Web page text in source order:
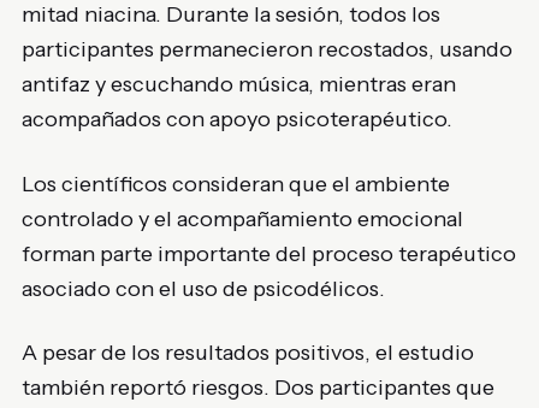
mitad niacina. Durante la sesión, todos los
participantes permanecieron recostados, usando
antifaz y escuchando música, mientras eran
acompañados con apoyo psicoterapéutico.
Los científicos consideran que el ambiente
controlado y el acompañamiento emocional
forman parte importante del proceso terapéutico
asociado con el uso de psicodélicos.
A pesar de los resultados positivos, el estudio
también reportó riesgos. Dos participantes que